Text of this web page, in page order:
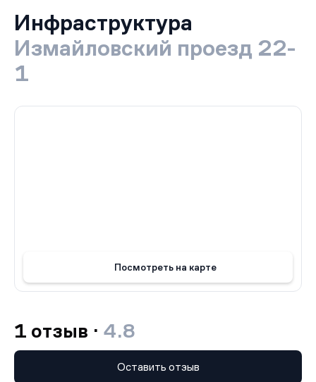
комфорте и пространстве.
Жилой комплекс «Измайловский проезд 22-1»
предлагает своим жильцам возможность наслаждаться
комфортным проживанием в эконом-классе. Здесь
каждый найдет свой уютный уголок - от компактных
комфортную атмосферу для всей семьи.
Инфраструктура
Измайловский проезд 22-
1
Посмотреть на карте
1 отзыв · 4.8
Оставить отзыв